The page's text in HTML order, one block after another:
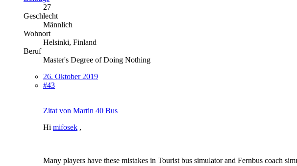
27
Geschlecht
Männlich
Wohnort
Helsinki, Finland
Beruf
Master's Degree of Doing Nothing
26. Oktober 2019
#43
Zitat von Martin 40 Bus
Hi mifosek ,
Many players have these mistakes in Tourist bus simulator and Fernbus coach